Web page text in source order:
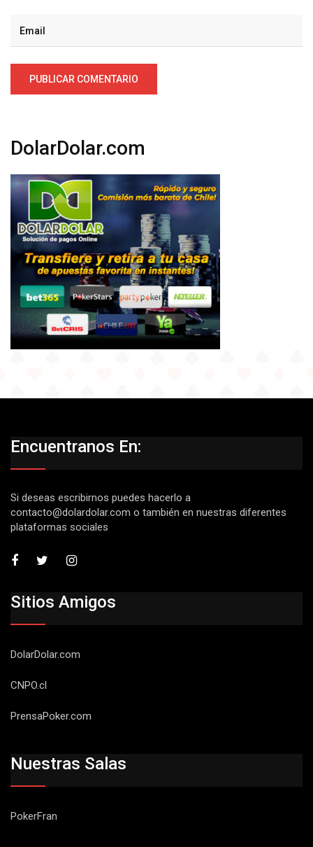
DolarDolar.com
Encuentranos En:
Si deseas escribirnos puedes hacerlo a
contacto@dolardolar.com o también en nuestras diferentes
plataformas sociales
Sitios Amigos
DolarDolar.com
CNPO.cl
PrensaPoker.com
Nuestras Salas
PokerFran